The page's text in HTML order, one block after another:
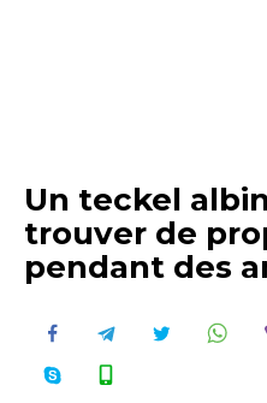
Un teckel
trouver de
pendant des